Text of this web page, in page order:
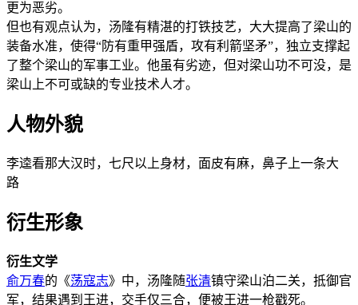
更为恶劣。
但也有观点认为，汤隆有精湛的打铁技艺，大大提高了梁山的
装备水准，使得“防有重甲强盾，攻有利箭坚矛”，独立支撑起
了整个梁山的军事工业。他虽有劣迹，但对梁山功不可没，是
梁山上不可或缺的专业技术人才。
人物外貌
李逵看那大汉时，七尺以上身材，面皮有麻，鼻子上一条大
路
衍生形象
衍生文学
俞万春的《荡寇志》中，汤隆随张清镇守梁山泊二关，抵御官
军，结果遇到王进，交手仅三合，便被王进一枪戳死。